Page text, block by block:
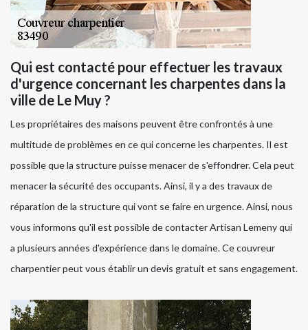
Qui est contacté pour effectuer les travaux
d'urgence concernant les charpentes dans la
ville de Le Muy ?
Les propriétaires des maisons peuvent être confrontés à une
multitude de problèmes en ce qui concerne les charpentes. Il est
possible que la structure puisse menacer de s'effondrer. Cela peut
menacer la sécurité des occupants. Ainsi, il y a des travaux de
réparation de la structure qui vont se faire en urgence. Ainsi, nous
vous informons qu'il est possible de contacter Artisan Lemeny qui
a plusieurs années d'expérience dans le domaine. Ce couvreur
charpentier peut vous établir un devis gratuit et sans engagement.